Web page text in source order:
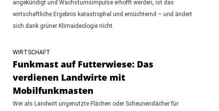
angekündigt und Wachstumsimpulse erhofft werden, ist das
wirtschaftliche Ergebnis katastrophal und ernüchternd – und ändert
sich dank grüner Klimaideologie nicht.
WIRTSCHAFT
Funkmast auf Futterwiese: Das
verdienen Landwirte mit
Mobilfunkmasten
Wer als Landwirt ungenutzte Flächen oder Scheunendächer für